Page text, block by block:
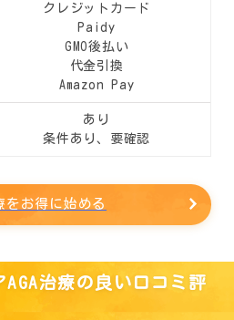
クレジットカード
Paidy
GMO後払い
代金引換
Amazon Pay
あり
条件あり、要確認
をお得に始める
治療の良い口コミ評